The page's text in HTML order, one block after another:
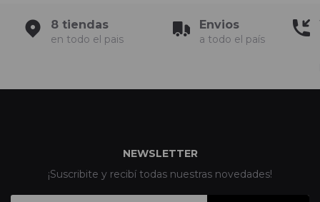
8 tiendas
en todo el pais
Envios
a todo el país
NEWSLETTER
¡Suscribite y recibí todas nuestras novedades!